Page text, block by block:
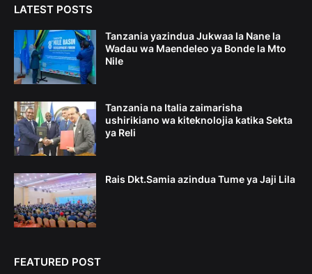
LATEST POSTS
Tanzania yazindua Jukwaa la Nane la
Wadau wa Maendeleo ya Bonde la Mto
Nile
Tanzania na Italia zaimarisha
ushirikiano wa kiteknolojia katika Sekta
ya Reli
Rais Dkt.Samia azindua Tume ya Jaji Lila
FEATURED POST